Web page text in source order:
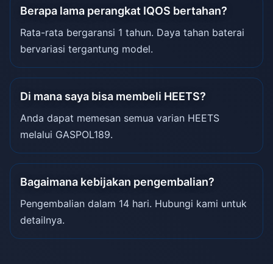
Berapa lama perangkat IQOS bertahan?
Rata-rata bergaransi 1 tahun. Daya tahan baterai
bervariasi tergantung model.
Di mana saya bisa membeli HEETS?
Anda dapat memesan semua varian HEETS
melalui GASPOL189.
Bagaimana kebijakan pengembalian?
Pengembalian dalam 14 hari. Hubungi kami untuk
detailnya.